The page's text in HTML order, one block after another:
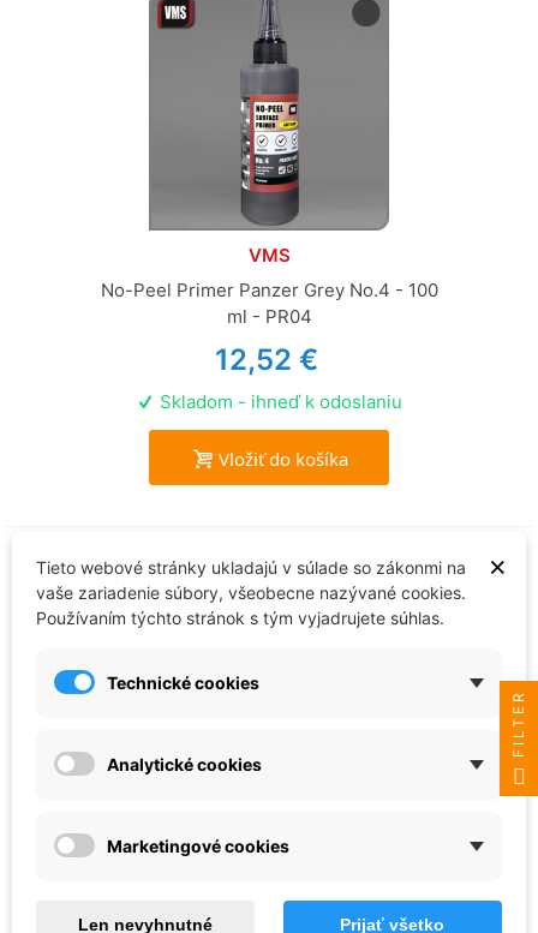
VMS
No-Peel Primer Panzer Grey No.4 - 100
ml - PR04
12,52 €
Skladom - ihneď k odoslaniu
Vložiť do košíka
No-Peel Primer Standard Grey No.3 -
×
Tieto webové stránky ukladajú v súlade so zákonmi na
vaše zariadenie súbory, všeobecne nazývané cookies.
Používaním týchto stránok s tým vyjadrujete súhlas.
Technické cookies
Analytické cookies
Marketingové cookies
Len nevyhnutné Prijať všetko
FILTER